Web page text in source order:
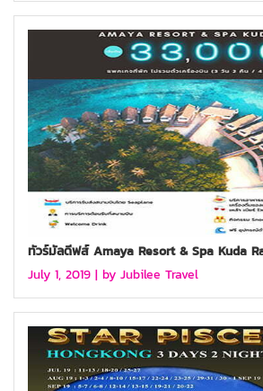
ทัวร์มัลดีฟส์ Amaya Resort & Spa Kuda
July 1, 2019 | by Jubilee Travel